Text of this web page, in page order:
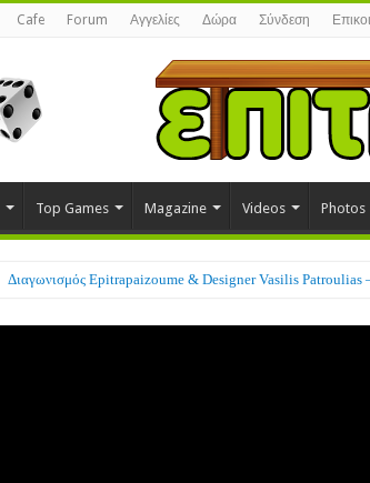
Cafe Forum Αγγελίες Δώρα Σύνδεση
Top Games Magazine Videos Photos
Διαγωνισμός Epitrapaizoume & Designer Vasilis Patroulias